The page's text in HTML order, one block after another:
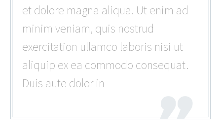
et dolore magna aliqua. Ut enim ad
minim veniam, quis nostrud
exercitation ullamco laboris nisi ut
aliquip ex ea commodo consequat.
Duis aute dolor in